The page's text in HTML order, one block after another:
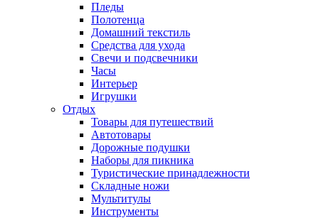
Пледы
Полотенца
Домашний текстиль
Средства для ухода
Свечи и подсвечники
Часы
Интерьер
Игрушки
Отдых
Товары для путешествий
Автотовары
Дорожные подушки
Наборы для пикника
Туристические принадлежности
Складные ножи
Мультитулы
Инструменты